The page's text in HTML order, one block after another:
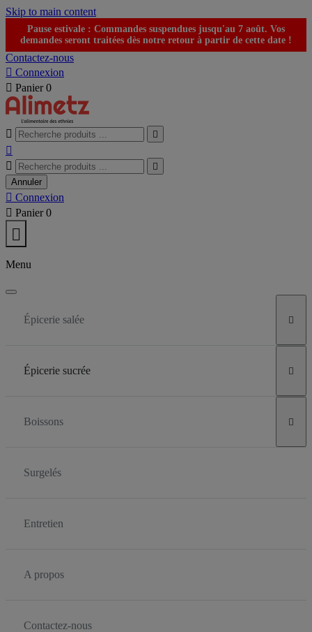
Skip to main content
Pause estivale : Commandes suspendues jusqu'au 7 août. Vos
demandes seront traitées dès notre retour à partir de cette date !
Contactez-nous
 Connexion
 Panier 0
 



Annuler
 Connexion
 Panier 0

Menu
Épicerie salée 
Épicerie sucrée 
Boissons 
Surgelés
Entretien
A propos
Contactez-nous